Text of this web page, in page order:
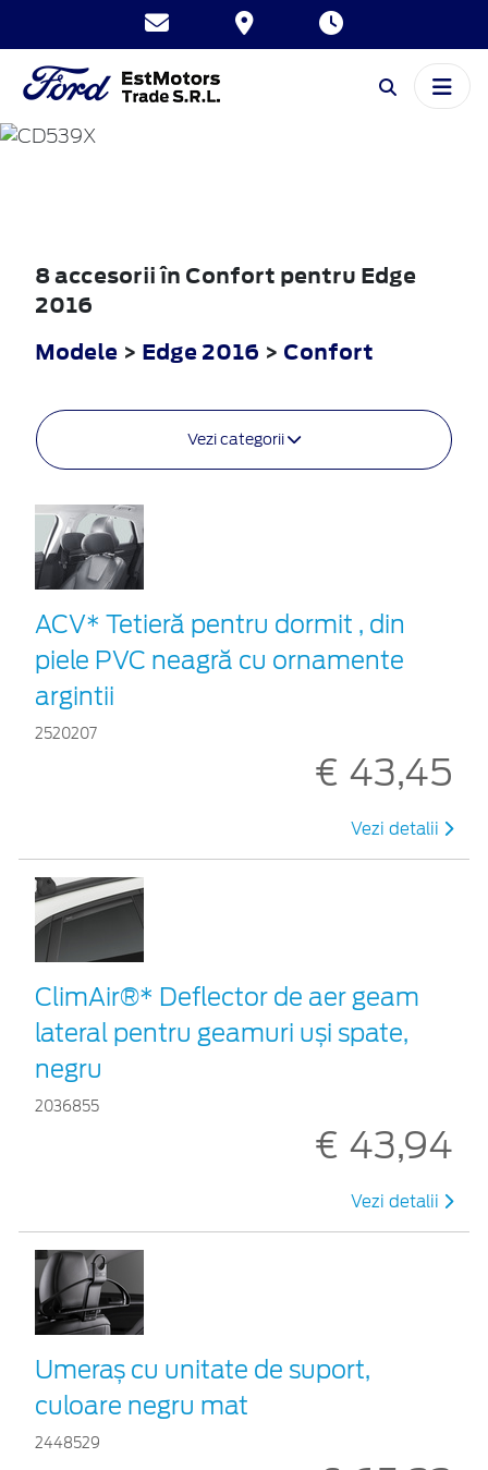
EDGE
8 accesorii în Confort pentru Edge
2016
Modele > Edge 2016 > Confort
Vezi categorii
ACV* Tetieră pentru dormit , din
piele PVC neagră cu ornamente
argintii
2520207
€ 43,45
Vezi detalii
ClimAir®* Deflector de aer geam
lateral pentru geamuri uși spate,
negru
2036855
€ 43,94
Vezi detalii
Umeraș cu unitate de suport,
culoare negru mat
2448529